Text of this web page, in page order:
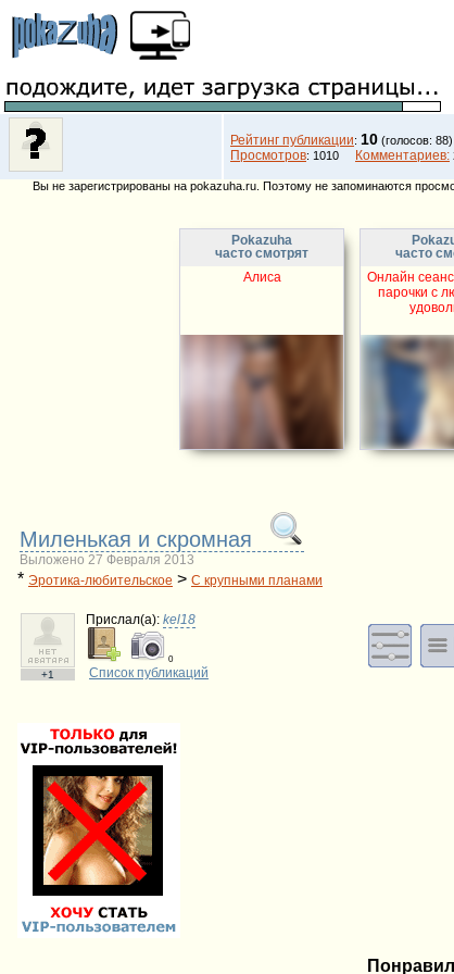
Рейтинг публикации: 10 (голосов: 88)
Просмотров: 1010 Комментариев:
Вы не зарегистрированы на pokazuha.ru. Поэтому не запоминаются
Pokazuha
часто смотрят
Алиса
часто
Онлайн
парочки с
Миленькая и скромная
Выложено 27 Февраля 2013
* Эротика-любительское > С крупными планами
+1
Прислал(a): kel18
0
Список публикаций